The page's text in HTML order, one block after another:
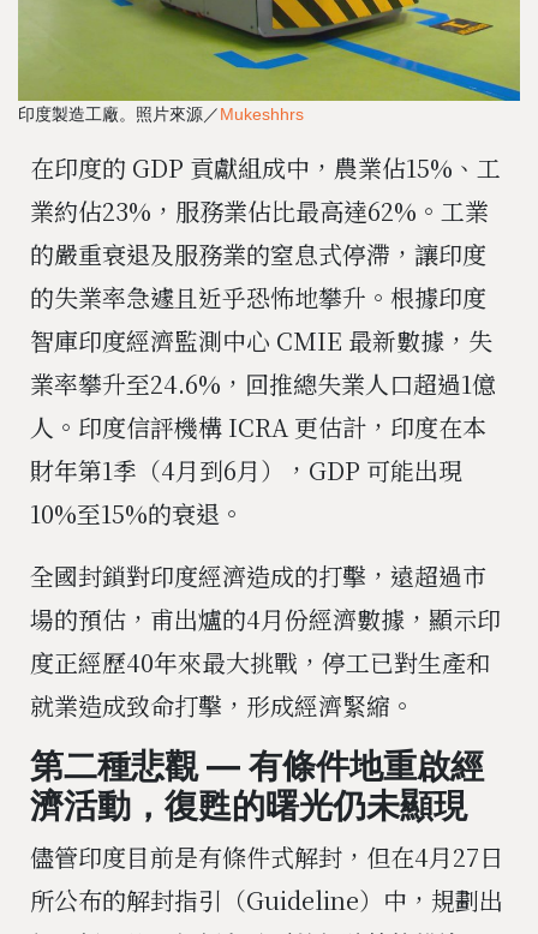
印度製造工廠。照片來源／Mukeshhrs
在印度的 GDP 貢獻組成中，農業佔15%、工
業約佔23%，服務業佔比最高達62%。工業
的嚴重衰退及服務業的窒息式停滯，讓印度
的失業率急遽且近乎恐怖地攀升。根據印度
智庫印度經濟監測中心 CMIE 最新數據，失
業率攀升至24.6%，回推總失業人口超過1億
人。印度信評機構 ICRA 更估計，印度在本
財年第1季（4月到6月），GDP 可能出現
10%至15%的衰退。
全國封鎖對印度經濟造成的打擊，遠超過市
場的預估，甫出爐的4月份經濟數據，顯示印
度正經歷40年來最大挑戰，停工已對生產和
就業造成致命打擊，形成經濟緊縮。
第二種悲觀 — 有條件地重啟經
濟活動，復甦的曙光仍未顯現
儘管印度目前是有條件式解封，但在4月27日
所公布的解封指引（Guideline）中，規劃出